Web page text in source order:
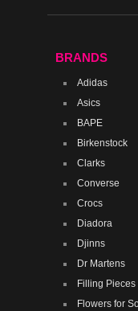
BRANDS
Adidas
Asics
BAPE
Birkenstock
Clarks
Converse
Crocs
Diadora
Djinns
Dr Martens
Filling Pieces
Flowers for